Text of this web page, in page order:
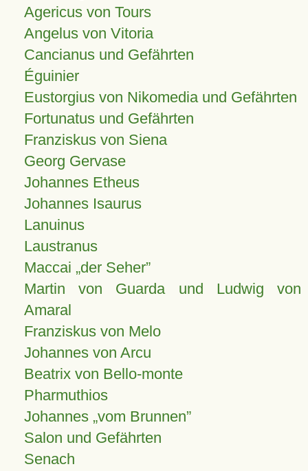
Agericus von Tours
Angelus von Vitoria
Cancianus und Gefährten
Éguinier
Eustorgius von Nikomedia und Gefährten
Fortunatus und Gefährten
Franziskus von Siena
Georg Gervase
Johannes Etheus
Johannes Isaurus
Lanuinus
Laustranus
Maccai „der Seher”
Martin von Guarda und Ludwig von
Amaral
Franziskus von Melo
Johannes von Arcu
Beatrix von Bello-monte
Pharmuthios
Johannes vom Brunnen
Salon und Gefährten
Senach